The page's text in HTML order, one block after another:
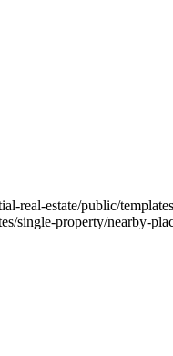
estate/public/
single-property/nearby-